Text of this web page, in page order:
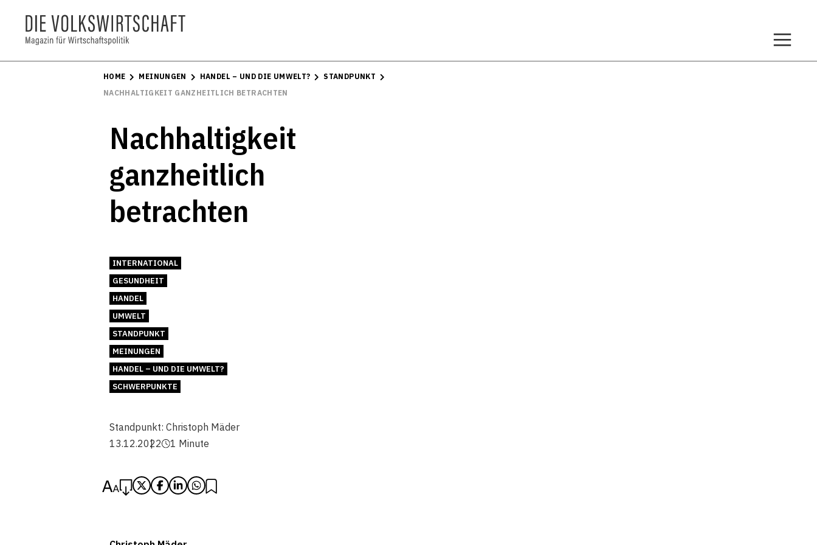
HOME MEINUNGEN HANDEL – UND DIE UMWELT?
STANDPUNKT
NACHHALTIGKEIT GANZHEITLICH BETRACHTEN
Nachhaltigkeit
ganzheitlich
betrachten
INTERNATIONAL
GESUNDHEIT
HANDEL
UMWELT
STANDPUNKT
MEINUNGEN
HANDEL – UND DIE UMWELT?
SCHWERPUNKTE
Standpunkt: Christoph Mäder
13.12.2022
1 Minute